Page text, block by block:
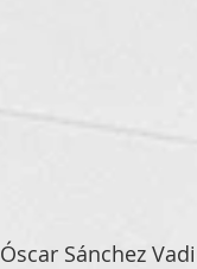
Óscar Sánchez